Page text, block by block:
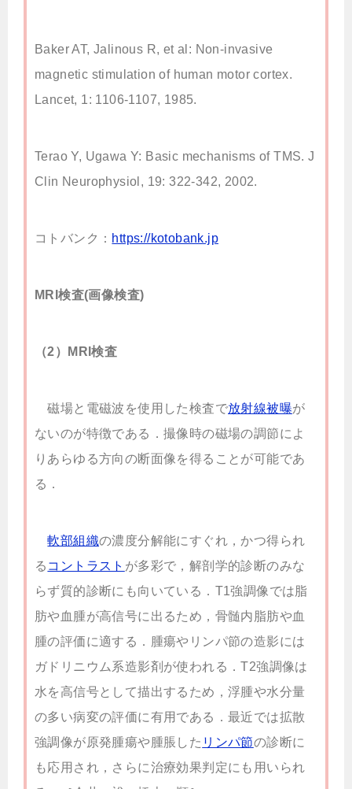
Baker AT, Jalinous R, et al: Non-invasive
magnetic stimulation of human motor cortex.
Lancet, 1: 1106-1107, 1985.
Terao Y, Ugawa Y: Basic mechanisms of TMS. J
Clin Neurophysiol, 19: 322-342, 2002.
コトバンク： https://kotobank.jp
MRI検査(画像検査)
（2）MRI検査
磁場と電磁波を使用した検査で放射線被曝が
ないのが特徴である．撮像時の磁場の調節によ
りあらゆる方向の断面像を得ることが可能であ
る．
軟部組織の濃度分解能にすぐれ，かつ得られ
る コントラスト が多彩で，解剖学的診断のみな
らず質的診断にも向いている．T1強調像では脂
肪や血腫が高信号に出るため，骨髄内脂肪や血
腫の評価に適する．腫瘍やリンパ節の造影には
ガドリニウム系造影剤が使われる．T2強調像は
水を高信号として描出するため，浮腫や水分量
の多い病変の評価に有用である．最近では拡散
強調像が原発腫瘍や腫脹した リンパ節の診断に
も応用され，さらに治療効果判定にも用いられ